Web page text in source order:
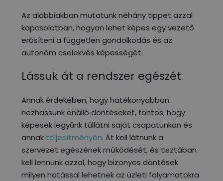
Az alábbiakban mutatunk néhány tippet azzal
kapcsolatban, hogyan lehet képes egy vezető
erősíteni a független gondolkodás és az
autonóm cselekvés képességét.
Lássuk át a rendszer egészét
Annak érdekében, hogy hatékonyabban
hozhassunk önálló döntéseket, fontos, hogy
képesek legyünk túllátni saját csapatunkon és
annak teljesítményén. Át kell látnunk a
szervezet egészének működését, és tisztában
kell lennünk azzal, hogy bizonyos döntések
milyen hatással lehetnek az üzleti folyamatokra